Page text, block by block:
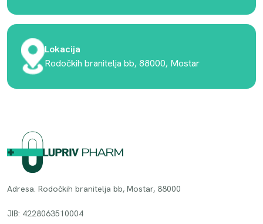
Lokacija
Rodočkih branitelja bb, 88000, Mostar
Adresa. Rodočkih branitelja bb, Mostar, 88000
JIB: 4228063510004